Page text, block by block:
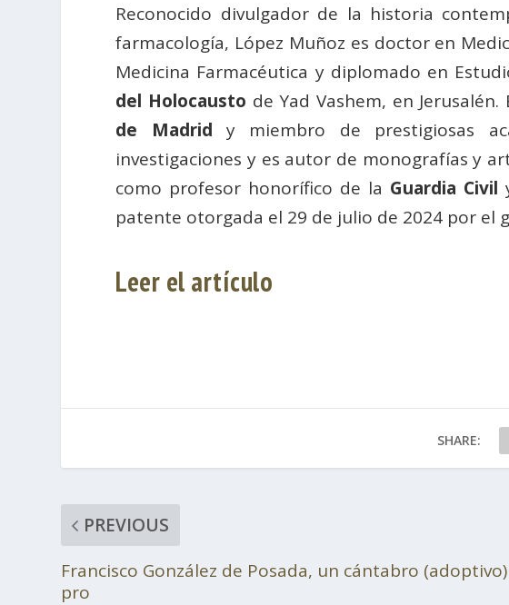
Reconocido divulgador de la historia
farmacología, López Muñoz es doctor en
Medicina Farmacéutica y diplomado en
del Holocausto de Yad Vashem, en
de Madrid y miembro de prestigiosas
investigaciones y es autor de monografías y
como profesor honorífico de la Guardia Civil
patente otorgada el 29 de julio de 2024 por el
Leer el artículo
SHARE:
PREVIOUS
Francisco González de Posada, un cántabro
pro